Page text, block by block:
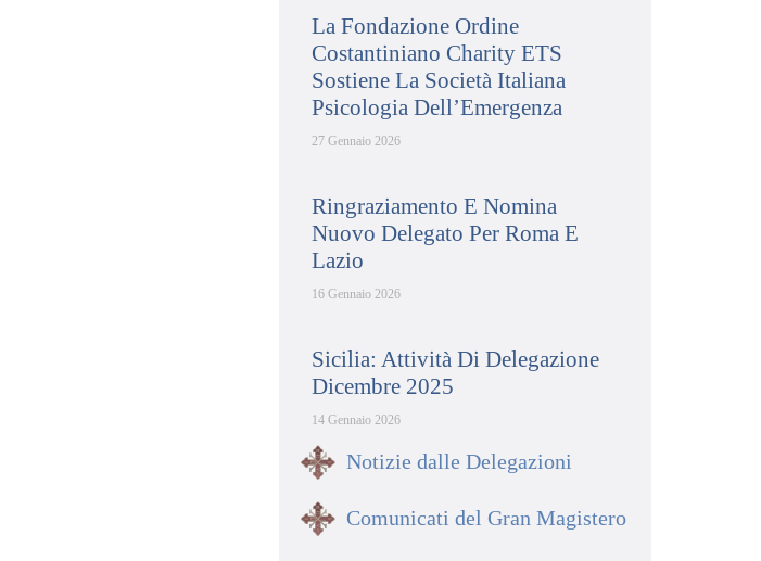
La Fondazione Ordine
Costantiniano Charity ETS
Sostiene La Società Italiana
Psicologia Dell’Emergenza
27 Gennaio 2026
Ringraziamento E Nomina
Nuovo Delegato Per Roma E
Lazio
16 Gennaio 2026
Sicilia: Attività Di Delegazione
Dicembre 2025
14 Gennaio 2026
Notizie dalle Delegazioni
Comunicati del Gran Magistero